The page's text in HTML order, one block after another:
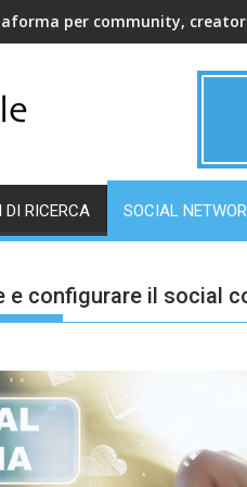
per community, creator
DI RICERCA SOCIAL
e configurare il social